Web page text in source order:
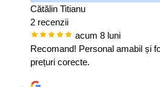
Cătălin Titianu
2 recenzii
acum 8 luni
Recomand! Personal amabil și
prețuri corecte.